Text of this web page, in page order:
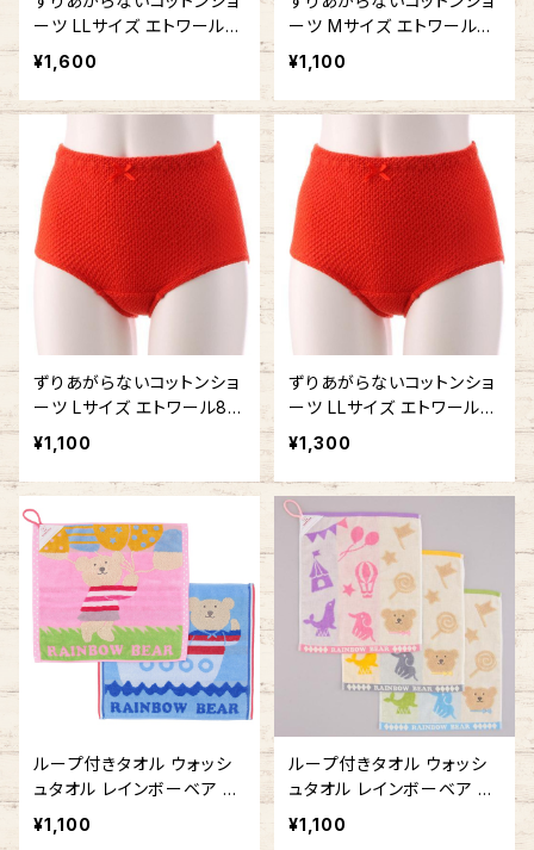
ーツ LLサイズ エトワール8
41 赤 ウエストレース フル
バック 赤パン 鹿の子編み
赤い下着
¥1,600
ーツ Mサイズ エトワール84
1 赤 ベーシック 赤パン 鹿
の子編み 赤い下着
¥1,100
ずりあがらないコットンショ
ーツ Lサイズ エトワール84
1 赤 ベーシック フルバック
赤パン 鹿の子編み 赤い下
着
¥1,100
ずりあがらないコットンショ
ーツ LLサイズ エトワール8
41 赤 ベーシック フルバッ
ク 赤パン 鹿の子編み 赤い
下着
¥1,300
ループ付きタオル ウォッシ
ュタオル レインボーベア ス
トーリー 吊り下げできる 今
治タオルの日本製 車 ひも
¥1,100
ループ付きタオル ウォッシ
ュタオル レインボーベア サ
ーカス 吊り下げできる 今
治タオルの日本製 車 ひも
¥1,100